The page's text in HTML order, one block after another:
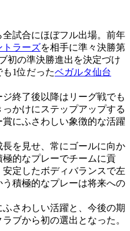
試合にほぼフル出場。前年
トラーズを相手に準々決勝第
初の準決勝進出を決定づけ
1位だったベガルタ仙台
終了後以降はリーグ戦でも
かけにステップアップする
にふさわしい象徴的な活躍
を見せ、常にゴールに向か
的なプレーでチームに貢
定したボディバランスで左
積極的なプレーは将来への
さわしい活躍と、今後の期
ブから初の選出となった。